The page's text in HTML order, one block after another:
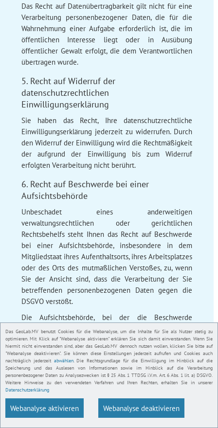
Das GeoLab.MV benutzt Cookies für die Webanalyse, um die Inhalte für Sie als Nutzer stetig zu
optimieren. Mit Klick auf "Webanalyse aktivieren" erklären Sie sich damit einverstanden. Wenn Sie
hiermit nicht einverstanden sind, aber das GeoLab.MV dennoch nutzen wollen, klicken Sie bitte auf
"Webanalyse deaktivieren". Sie können diese Einstellungen jederzeit aufrufen und Cookies auch
nachträglich jederzeit abwählen. Die Rechtsgrundlage für die Einwilligung im Hinblick auf die
Speicherung und das Auslesen von Informationen sowie im Hinblick auf die Verarbeitung
personenbezogener Daten zu Analysezwecken ist § 25 Abs. 1 TTDSG i.V.m. Art. 6 Abs. 1 lit. a) DSGVO.
Weitere Hinweise zu den verwendeten Verfahren und Ihren Rechten, erhalten Sie in unserer
Datenschutzerklärung
Webanalyse aktivieren Webanalyse deaktivieren
Das Recht auf Datenübertragbarkeit gilt nicht für eine
Verarbeitung personenbezogener Daten, die für die
Wahrnehmung einer Aufgabe erforderlich ist, die im
öffentlichen Interesse liegt oder in Ausübung
öffentlicher Gewalt erfolgt, die dem Verantwortlichen
übertragen wurde.
5. Recht auf Widerruf der
datenschutzrechtlichen
Einwilligungserklärung
Sie haben das Recht, Ihre datenschutzrechtliche
Einwilligungserklärung jederzeit zu widerrufen. Durch
den Widerruf der Einwilligung wird die Rechtmäßigkeit
der aufgrund der Einwilligung bis zum Widerruf
erfolgten Verarbeitung nicht berührt.
6. Recht auf Beschwerde bei einer
Aufsichtsbehörde
Unbeschadet eines anderweitigen
verwaltungsrechtlichen oder gerichtlichen
Rechtsbehelfs steht Ihnen das Recht auf Beschwerde
bei einer Aufsichtsbehörde, insbesondere in dem
Mitgliedstaat ihres Aufenthaltsorts, ihres Arbeitsplatzes
oder des Orts des mutmaßlichen Verstoßes, zu, wenn
Sie der Ansicht sind, dass die Verarbeitung der Sie
betreffenden personenbezogenen Daten gegen die
DSGVO verstößt.
Die Aufsichtsbehörde, bei der die Beschwerde
eingereicht wurde, unterrichtet den Beschwerdeführer
über den Stand und die Ergebnisse der Beschwerde
einschließlich der Möglichkeit eines gerichtlichen
Rechtsbehelfs nach Art. 78 DSGVO.
Datenschutz